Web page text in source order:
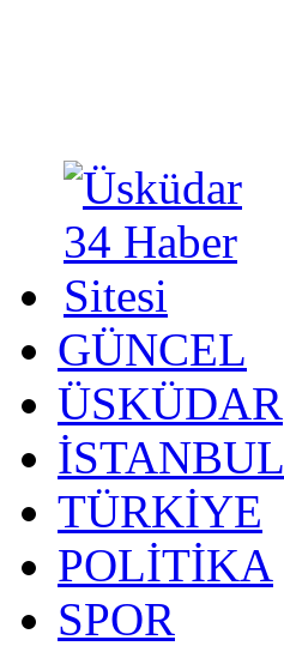
GÜNCEL
ÜSKÜDAR
İSTANBUL
TÜRKİYE
POLİTİKA
SPOR